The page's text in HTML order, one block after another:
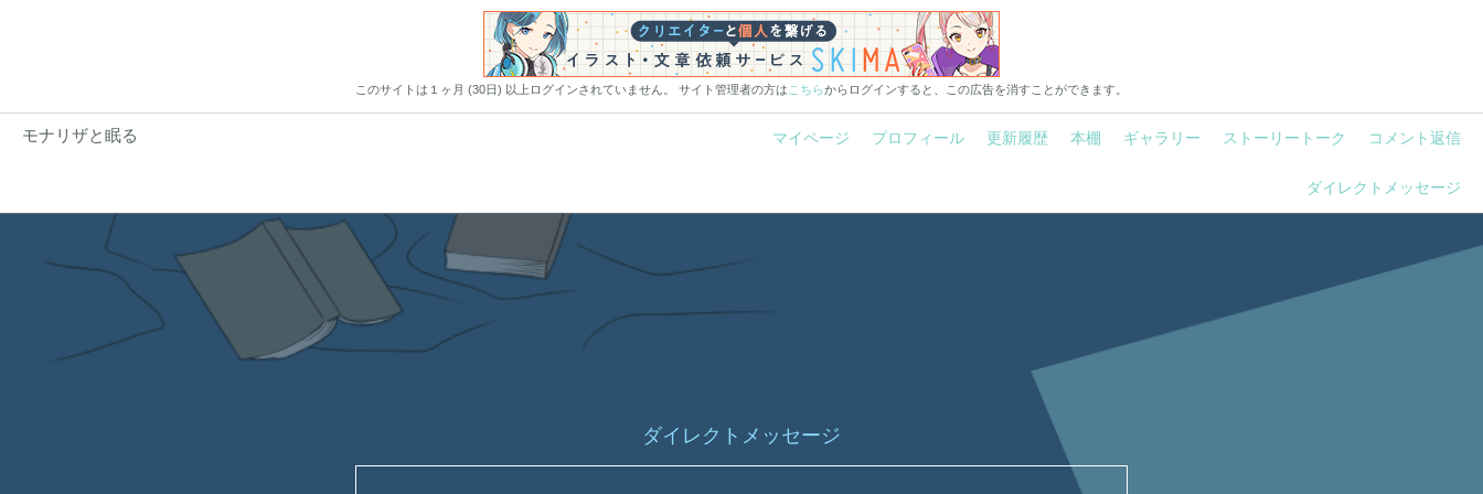
このサイトは１ヶ月 (30日) 以上ログインされていません。 サイト管理者の方は こちらからログインすると、この広告を消すことができます。
モナリザと眠る マイページ プロフィール 更新履歴 本棚 ギャラリー ストーリートーク コメント返信
ダイレクトメッセージ
ダイレクトメッセージ